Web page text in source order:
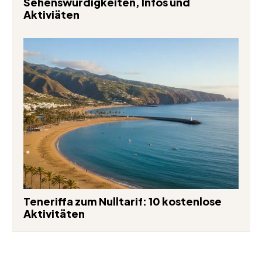
Aktiviäten
Teneriffa zum Nulltarif: 10 kostenlose
Aktivitäten